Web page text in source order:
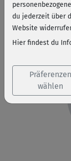
133 kcal
Michaela
Handtuch
du jederzeit über
Website
Hier findest du
Präferenzen
wählen